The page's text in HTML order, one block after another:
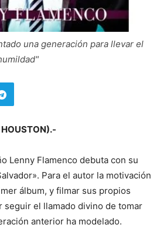
una generación para llevar el
Lenny Flamenco debuta con su
Para el autor la motivación
álbum, y filmar sus propios
seguir el llamado divino de tomar
anterior ha modelado.